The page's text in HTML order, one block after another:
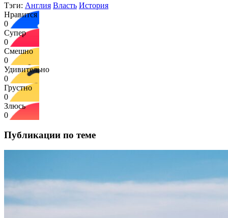
Тэги: Англия Власть История
Нравится
0
Супер
0
Смешно
0
Удивительно
0
Грустно
0
Злюсь
0
Публикации по теме